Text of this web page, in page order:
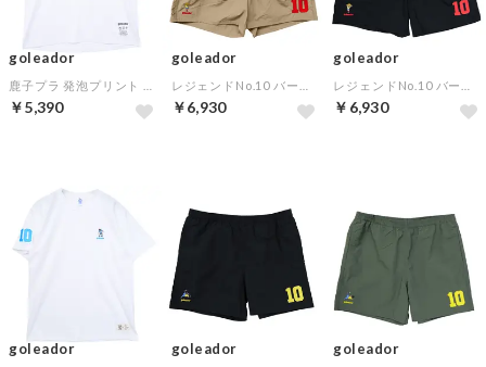
goleador
￥5,390
goleador
￥6,930
goleador
￥6,930
goleador goleador goleador